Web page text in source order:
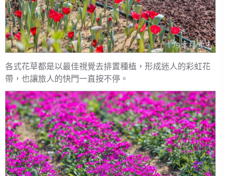
各式花草都是以最佳視覺去排置種植，形成迷人的彩虹花
帶，也讓旅人的快門一直按不停。